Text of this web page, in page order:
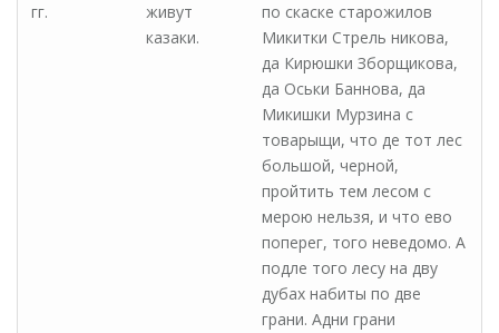
гг.
живут
казаки.
по скаске старожилов
Микитки Стрель никова,
да Кирюшки Зборщикова,
да Оськи Баннова, да
Микишки Мурзина с
товарыщи, что де тот лес
большой, черной,
пройтить тем лесом с
мерою нельзя, и что ево
поперег, того неведомо. А
подле того лесу на дву
дубах набиты по две
грани. Адни грани